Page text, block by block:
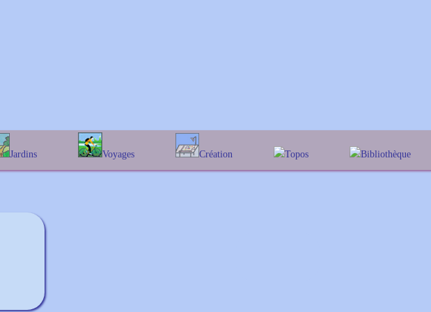
Jardins Voyages
En Belgique
Création
Prairies fleuries
Topos
Les chênes
Bibliothèque
Lexique noms propres